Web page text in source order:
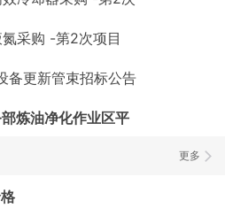
采购 -第2次项目
备更新管束招标公告
炼油净化作业区平
更多